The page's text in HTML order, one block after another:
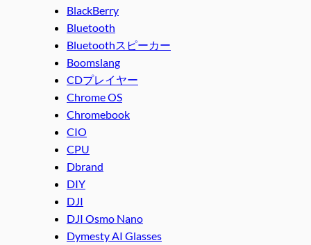
BlackBerry
Bluetooth
Bluetoothスピーカー
Boomslang
CDプレイヤー
Chrome OS
Chromebook
CIO
CPU
Dbrand
DIY
DJI
DJI Osmo Nano
Dymesty AI Glasses